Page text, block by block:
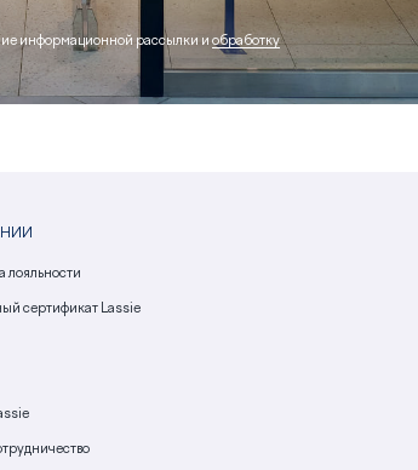
информационной рассылки и обработку
лояльности
сертификат Lassie